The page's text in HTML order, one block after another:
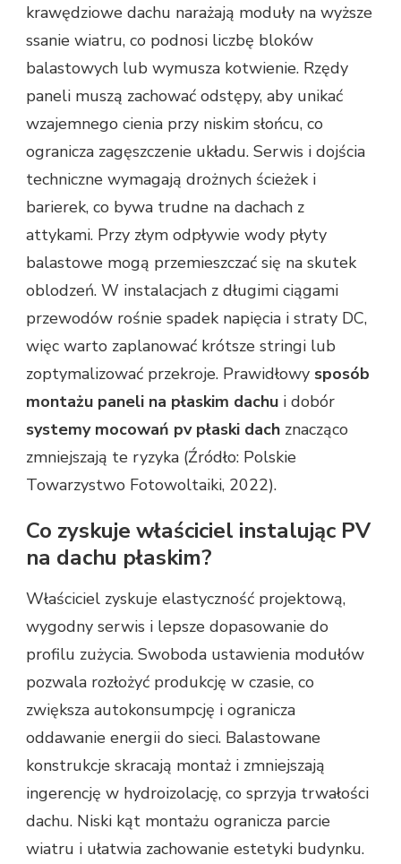
krawędziowe dachu narażają moduły na wyższe
ssanie wiatru, co podnosi liczbę bloków
balastowych lub wymusza kotwienie. Rzędy
paneli muszą zachować odstępy, aby unikać
wzajemnego cienia przy niskim słońcu, co
ogranicza zagęszczenie układu. Serwis i dojścia
techniczne wymagają drożnych ścieżek i
barierek, co bywa trudne na dachach z
attykami. Przy złym odpływie wody płyty
balastowe mogą przemieszczać się na skutek
oblodzeń. W instalacjach z długimi ciągami
przewodów rośnie spadek napięcia i straty DC,
więc warto zaplanować krótsze stringi lub
zoptymalizować przekroje. Prawidłowy sposób
montażu paneli na płaskim dachu i dobór
systemy mocowań pv płaski dach znacząco
zmniejszają te ryzyka (Źródło: Polskie
Towarzystwo Fotowoltaiki, 2022).
Co zyskuje właściciel instalując PV
na dachu płaskim?
Właściciel zyskuje elastyczność projektową,
wygodny serwis i lepsze dopasowanie do
profilu zużycia. Swoboda ustawienia modułów
pozwala rozłożyć produkcję w czasie, co
zwiększa autokonsumpcję i ogranicza
oddawanie energii do sieci. Balastowane
konstrukcje skracają montaż i zmniejszają
ingerencję w hydroizolację, co sprzyja trwałości
dachu. Niski kąt montażu ogranicza parcie
wiatru i ułatwia zachowanie estetyki budynku.